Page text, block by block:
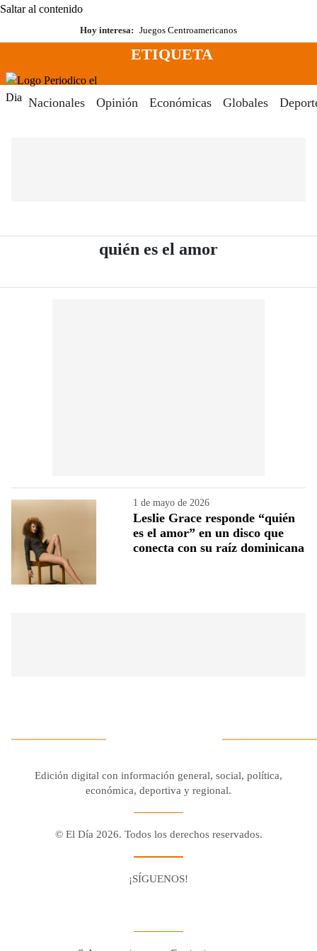
Saltar al contenido
Hoy interesa: Juegos Centroamericanos
Menú
ETIQUETA
Nacionales Opinión Económicas Globales
quién es el amor- Periódico
1 de mayo de 2026
Leslie Grace responde “quién
es el amor” en un disco que
conecta con su raíz dominicana
Edición digital con información general, social, política,
económica, deportiva y regional.
© El Día 2026. Todos los derechos reservados.
¡SÍGUENOS!